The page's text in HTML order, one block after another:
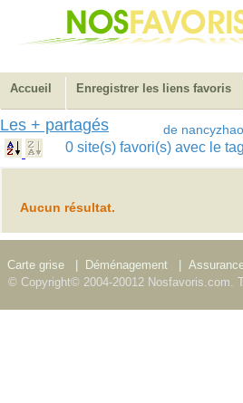
Accueil Enregistrer les liens favoris
Les + partagés de
0 site(s) favori(s) avec le
Aucun résultat.
Carte grise Déménagement
© Copyright© 2004-20012 Nosfavoris.com.